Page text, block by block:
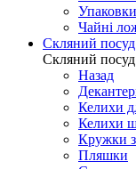
Чайні
Скляний посуд
Скляний посуд
Назад
Келихи
Келихи
Кружки
Пляшки